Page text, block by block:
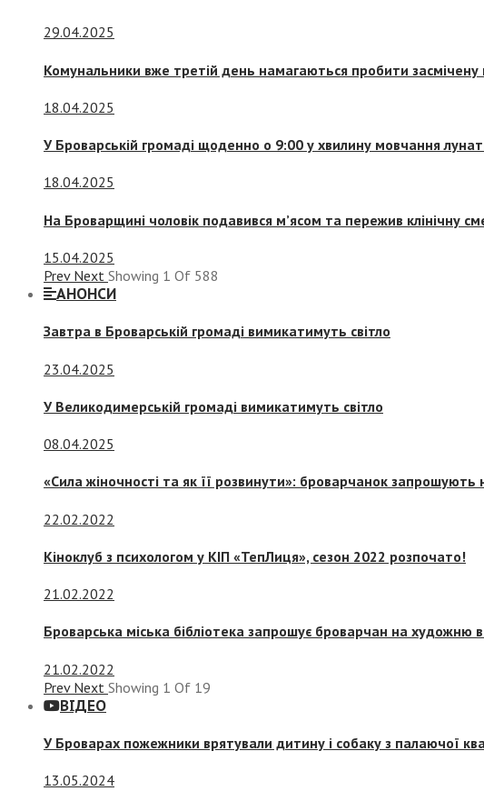
29.04.2025
Комунальники вже третій день намагаються пробити засмічену
18.04.2025
У Броварській громаді щоденно о 9:00 у хвилину мовчання
18.04.2025
На Броварщині чоловік подавився м’ясом та пережив клінічну
15.04.2025
Prev Next Showing 1 Of 588
АНОНСИ
Завтра в Броварській громаді вимикатимуть світло
23.04.2025
У Великодимерській громаді вимикатимуть світло
08.04.2025
«Сила жіночності та як її розвинути»: броварчанок запрошують
22.02.2022
Кіноклуб з психологом у КІП «ТепЛиця», сезон 2022 розпочато!
21.02.2022
Броварська міська бібліотека запрошує броварчан на художню
21.02.2022
Prev Next Showing 1 Of 19
ВІДЕО
У Броварах пожежники врятували дитину і собаку з палаючої
13.05.2024